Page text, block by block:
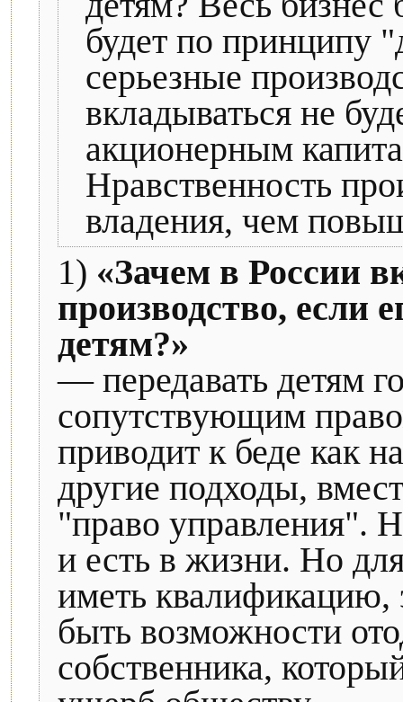
будет по принципу
серьезные
вкладываться не
акционерным
Нравственность
владения, чем
1) «Зачем в России
производство, если
детям?»
— передавать детям
сопутствующим
приводит к беде как
другие подходы,
"право управления".
и есть в жизни. Но
иметь квалификацию,
быть возможности
собственника,